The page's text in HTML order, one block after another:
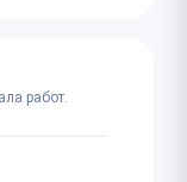
работ.